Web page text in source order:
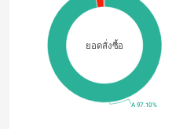
ยอดสั่งซื้อ
A 97.10%